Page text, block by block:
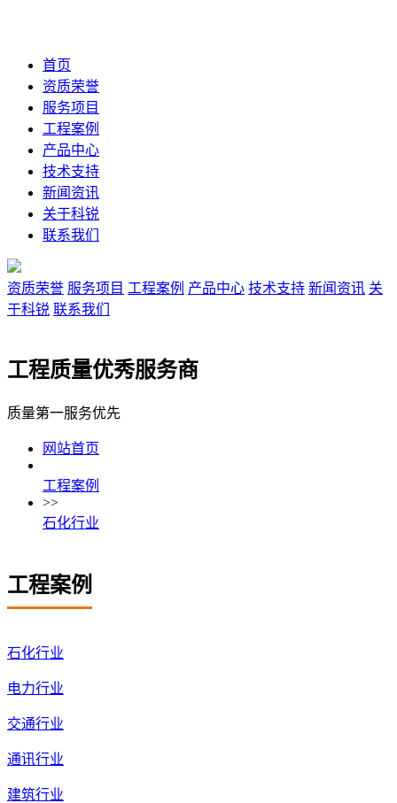
首页
资质荣誉
服务项目
工程案例
产品中心
技术支持
新闻资讯
关于科锐
联系我们
资质荣誉 服务项目 工程案例 产品中心 技术支持 新闻资讯 关
于科锐 联系我们
工程质量优秀服务商
质量第一服务优先
网站首页
工程案例
>>
石化行业
工程案例
石化行业
电力行业
交通行业
通讯行业
建筑行业